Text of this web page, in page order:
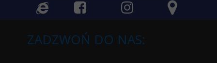
ZADZWOŃ DO NAS: